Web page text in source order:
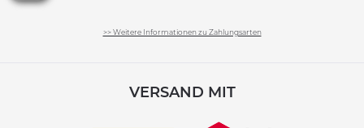
>> Weitere Informationen zu Zahlungsarten
VERSAND MIT